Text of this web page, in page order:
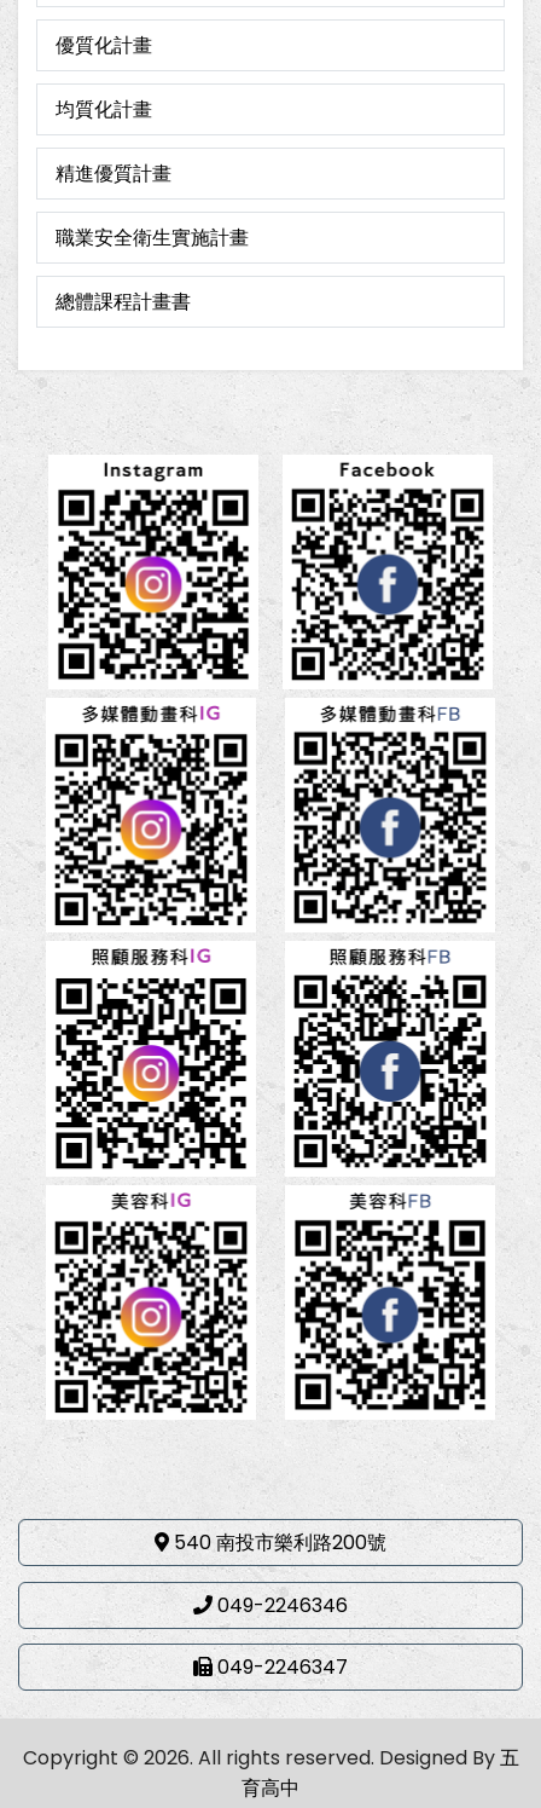
優質化計畫
均質化計畫
精進優質計畫
職業安全衛生實施計畫
總體課程計畫書
540 南投市樂利路200號
049-2246346
049-2246347
Copyright © 2026. All rights reserved. Designed By五
育高中